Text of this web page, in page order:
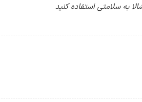
به سلامتی استفاده کنید